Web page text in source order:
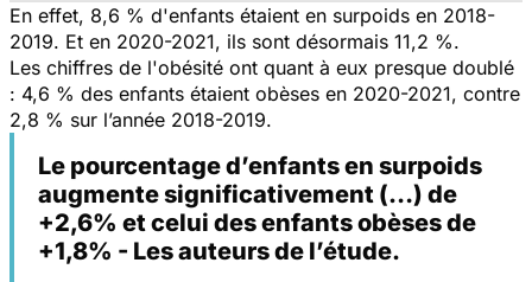
En effet, 8,6 % d'enfants étaient en surpoids en 2018-
2019. Et en 2020-2021, ils sont désormais 11,2 %.
Les chiffres de l'obésité ont quant à eux presque doublé
: 4,6 % des enfants étaient obèses en 2020-2021, contre
2,8 % sur l’année 2018-2019.
Le pourcentage d’enfants en surpoids
augmente significativement (…) de
+2,6% et celui des enfants obèses de
+1,8% - Les auteurs de l’étude.